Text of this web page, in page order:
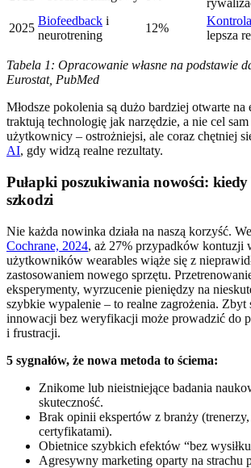
2025
Biofeedback i
neurotrening
12%
Kontrola
lepsza
Tabela 1: Opracowanie własne na podstawie
Eurostat, PubMed
Młodsze pokolenia są dużo bardziej otwarte na
traktują technologię jak narzędzie, a nie cel
użytkownicy – ostrożniejsi, ale coraz chętniej
AI, gdy widzą realne rezultaty.
Pułapki poszukiwania nowości:
szkodzi
Nie każda nowinka działa na naszą korzyść.
Cochrane, 2024, aż 27% przypadków kontuzji
użytkowników wearables wiąże się z
zastosowaniem nowego sprzętu.
eksperymenty, wyrzucenie pieniędzy na
szybkie wypalenie – to realne zagrożenia. Zbyt
innowacji bez weryfikacji może prowadzić do
i frustracji.
5 sygnałów, że nowa metoda to ściema:
Znikome lub nieistniejące badania
skuteczność.
Brak opinii ekspertów z branży
certyfikatami).
Obietnice szybkich efektów “bez
Agresywny marketing oparty na strachu